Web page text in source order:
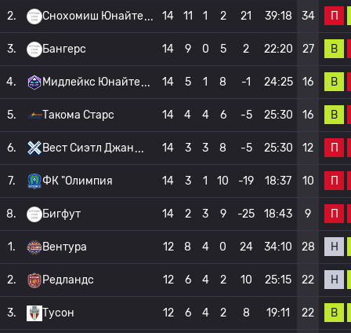
2. Снохомиш Юнайте 14 11 1 2 21 39:18 34 П
3. Бангерс 14 9 0 5 2 22:20 27 В
4. Мидлейкс Юнайте 14 5 1 8 -1 24:25 16 В
5. Такома Старс 14 4 4 6 -5 25:30 16 В
6. Вест Сиэтл Джан 14 3 3 8 -5 25:30 12 П
7. ФК "Олимпия 14 3 1 10 -19 18:37 10 П
8. Бигфут 14 2 3 9 -25 18:43 9 П
1. Вентура 12 8 4 0 24 34:10 28 Н
2. Редландс 12 6 4 2 10 25:15 22 Н
3. Тусон 12 6 4 2 8 19:11 22 В